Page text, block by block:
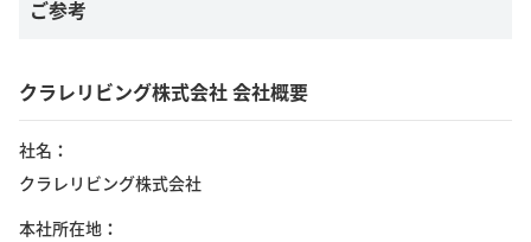
ご参考
クラレリビング株式会社 会社概要
社名
クラレリビング株式会社
本社所在地